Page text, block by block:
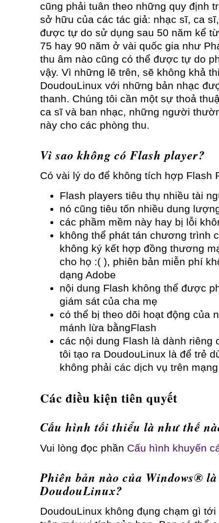
cũng phải tuân theo những quy định
sở hữu của các tác giả: nhạc sĩ, ca
được tự do sử dụng sau 50 năm kể
75 hay 90 năm ở vài quốc gia như
thu âm nào cũng có thể được tự do
vậy. Vì những lẽ trên, sẽ không khả
DoudouLinux với những bản nhạc
thanh. Chúng tôi cần một sự thoả
ca sĩ và ban nhạc, những người
này cho các phòng thu.
Vì sao không có Flash player?
Có vài lý do để không tích hợp Flash
Flash players tiêu thụ nhiều tài
nó cũng tiêu tốn nhiều dung
các phầm mềm này hay bị lỗi
không thể phát tán chương trình
không ký kết hợp đồng thương
cho họ :( ), phiên bản miễn phí
dạng Adobe
nội dung Flash không thể được
giám sát của cha mẹ
có thể bị theo dõi hoạt động của
mánh lừa bằngFlash
các nội dung Flash là dành riêng
tôi tạo ra DoudouLinux là để trẻ
không phải các dịch vụ trên
Các điều kiện tiên quyết
Cấu hình tối thiểu là như thế
Vui lòng đọc phần Cấu hình khuyến
Phiên bản nào của Windows®
DoudouLinux?
DoudouLinux không đụng chạm gì